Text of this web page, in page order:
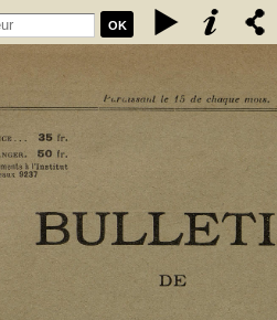
OK
n°2] - Institut du pin (Bordeaux).